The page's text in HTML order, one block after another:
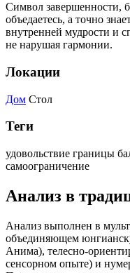
Символ завершенности,
объедаетесь, а точно
внутренней мудрости и
не нарушая гармонии.
Локации
Дом Стол
Теги
удовольствие границы
самоограничение
Анализ в
Анализ выполнен в
объединяющем
Анима), телесно-
сенсорном опыте) и